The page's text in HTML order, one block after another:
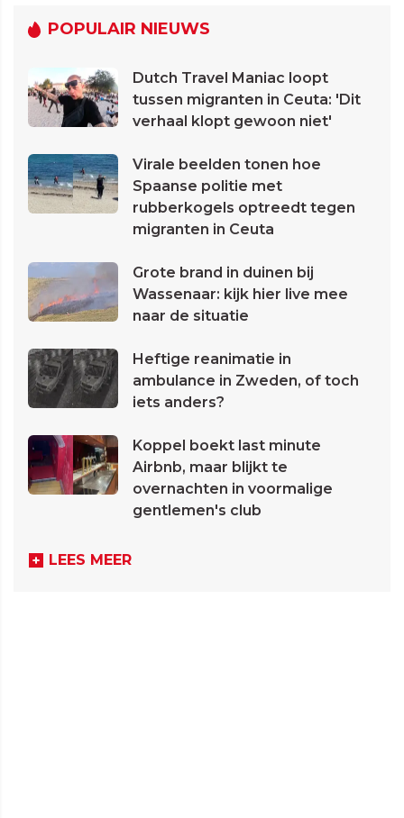
POPULAIR NIEUWS
Dutch Travel Maniac loopt
tussen migranten in Ceuta: 'Dit
verhaal klopt gewoon niet'
Virale beelden tonen hoe
Spaanse politie met
rubberkogels optreedt tegen
migranten in Ceuta
Grote brand in duinen bij
Wassenaar: kijk hier live mee
naar de situatie
Heftige reanimatie in
ambulance in Zweden, of toch
iets anders?
Koppel boekt last minute
Airbnb, maar blijkt te
overnachten in voormalige
gentlemen's club
LEES MEER